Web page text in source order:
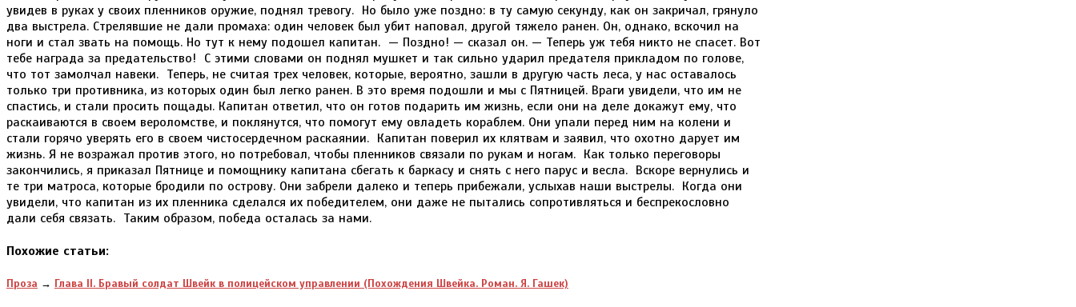
Похожие статьи:
Проза → Глава II. Бравый солдат Швейк в полицейском управлении (Похождения Швейка. Роман. Я. Гашек)